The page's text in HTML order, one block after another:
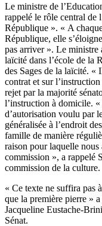
Le ministre de
rappelé le rôle central de
République ». « A
République, elle
pas arriver ». Le ministre
laïcité dans l’école de la
des Sages de la laïcité. «
contrat et sur
rejet par la majorité
l’instruction à domicile.
d’autorisation voulu par
généralisée à l’endroit
famille de manière
raison pour laquelle nous
commission », a rappelé
commission de la culture.
« Ce texte ne suffira pas
que la première pierre »
Jacqueline Eustache-
Sénat.